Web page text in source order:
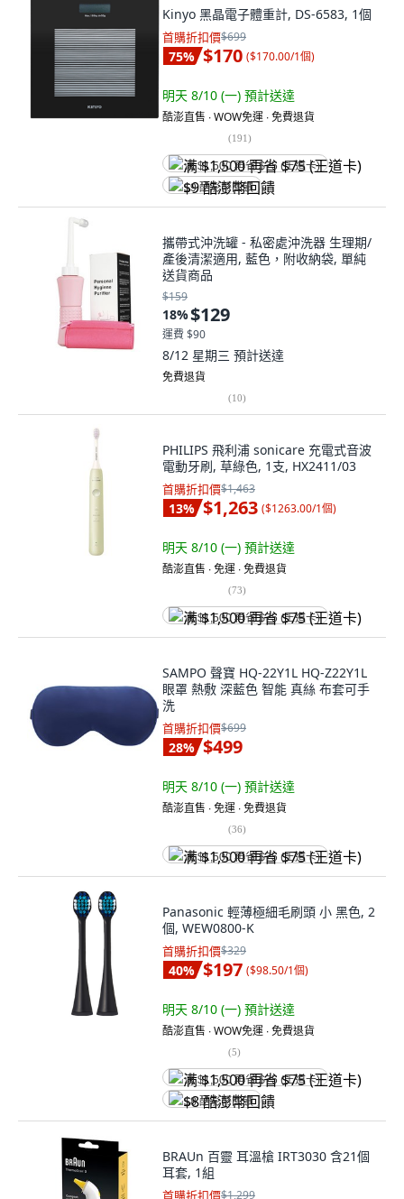
Kinyo 黑晶電子體重計, DS-6583, 1個
首購折扣價$699
75% $170 ($170.00/1個)
明天 8/10 (一) 預計送達
酷澎直售 ∙ WOW免運 ∙ 免費退貨
(191)
满 $1,500 再省 $75 (王道卡)
$9 酷澎幣回饋
攜帶式沖洗罐 - 私密處沖洗器 生理期/
產後清潔適用, 藍色，附收納袋, 單純
送貨商品
$159
18%$129
運費 $90
8/12 星期三 預計送達
免費退貨
(10)
PHILIPS 飛利浦 sonicare 充電式音波
電動牙刷, 草綠色, 1支, HX2411/03
首購折扣價$1,463
13% $1,263 ($1263.00/1個)
明天 8/10 (一) 預計送達
酷澎直售 ∙ 免運 ∙ 免費退貨
(73)
满 $1,500 再省 $75 (王道卡)
SAMPO 聲寶 HQ-22Y1L HQ-Z22Y1L
眼罩 熱敷 深藍色 智能 真絲 布套可手
洗
首購折扣價$699
28% $499
明天 8/10 (一) 預計送達
酷澎直售 ∙ 免運 ∙ 免費退貨
(36)
满 $1,500 再省 $75 (王道卡)
Panasonic 輕薄極細毛刷頭 小 黑色, 2
個, WEW0800-K
首購折扣價$329
40% $197 ($98.50/1個)
明天 8/10 (一) 預計送達
酷澎直售 ∙ WOW免運 ∙ 免費退貨
(5)
满 $1,500 再省 $75 (王道卡)
$8 酷澎幣回饋
BRAUn 百靈 耳溫槍 IRT3030 含21個
耳套, 1組
首購折扣價$1,299